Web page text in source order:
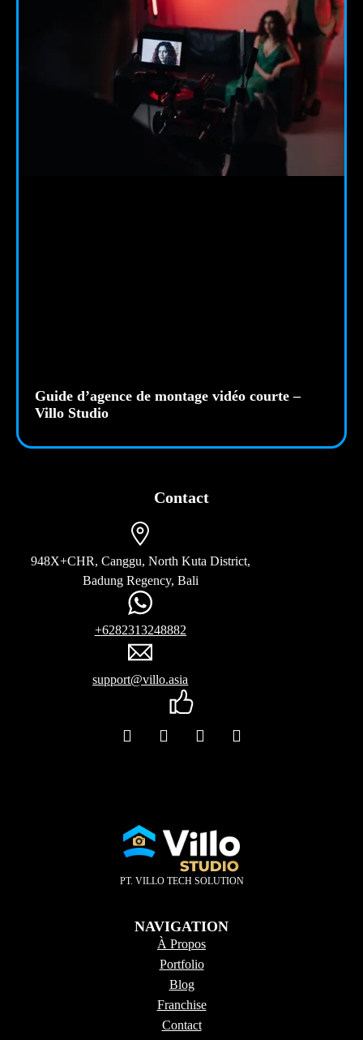
Guide d’agence de montage vidéo courte –
Villo Studio
Contact
948X+CHR, Canggu, North Kuta District,
Badung Regency, Bali
+6282313248882
support@villo.asia
PT. VILLO TECH SOLUTION
NAVIGATION
À Propos
Portfolio
Blog
Franchise
Contact